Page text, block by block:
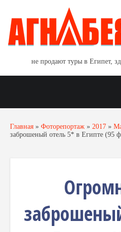
не продают туры в Египет,
Главная » Фоторепортаж » 2017 »
заброшеный отель 5* в Египте (95